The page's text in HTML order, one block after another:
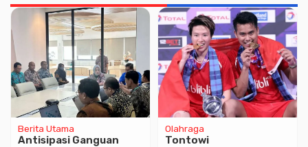
Berita Utama
Antisipasi Ganguan
Olahraga
Tontowi